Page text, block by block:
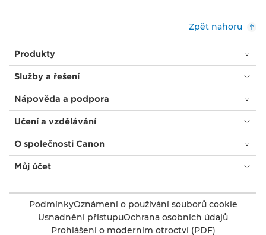
Zpět nahoru
Produkty
Služby a řešení
Nápověda a podpora
Učení a vzdělávání
O společnosti Canon
Můj účet
PodmínkyOznámení o používání souborů cookie
Usnadnění přístupuOchrana osobních údajů
Prohlášení o moderním otroctví (PDF)